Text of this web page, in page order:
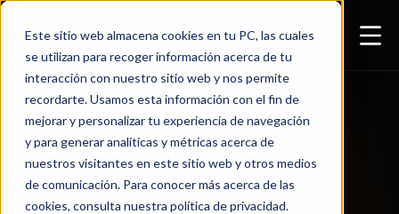
Este sitio web almacena cookies en tu PC, las cuales
se utilizan para recoger información acerca de tu
interacción con nuestro sitio web y nos permite
recordarte. Usamos esta información con el fin de
mejorar y personalizar tu experiencia de navegación
y para generar analíticas y métricas acerca de
nuestros visitantes en este sitio web y otros medios
de comunicación. Para conocer más acerca de las
cookies, consulta nuestra política de privacidad.
RECURSOS & INSIGHTS